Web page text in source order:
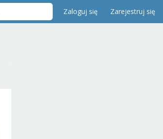
Zaloguj się Zarejestruj się